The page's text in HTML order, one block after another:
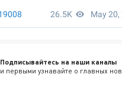
Подписывайтесь на наши каналы
и первыми узнавайте о главных